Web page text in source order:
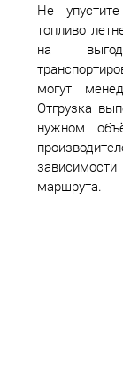
Не
топливо
на
могут
Отгрузка
нужном
маршрута.